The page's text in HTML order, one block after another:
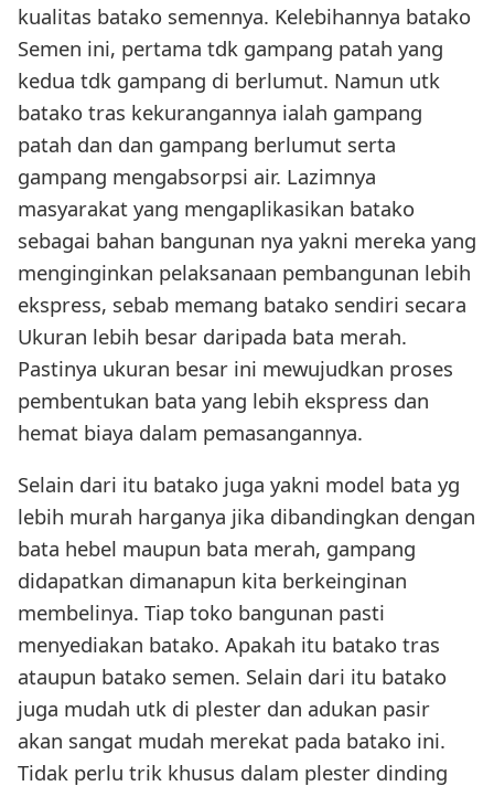
kualitas batako semennya. Kelebihannya batako
Semen ini, pertama tdk gampang patah yang
kedua tdk gampang di berlumut. Namun utk
batako tras kekurangannya ialah gampang
patah dan dan gampang berlumut serta
gampang mengabsorpsi air. Lazimnya
masyarakat yang mengaplikasikan batako
sebagai bahan bangunan nya yakni mereka yang
menginginkan pelaksanaan pembangunan lebih
ekspress, sebab memang batako sendiri secara
Ukuran lebih besar daripada bata merah.
Pastinya ukuran besar ini mewujudkan proses
pembentukan bata yang lebih ekspress dan
hemat biaya dalam pemasangannya.
Selain dari itu batako juga yakni model bata yg
lebih murah harganya jika dibandingkan dengan
bata hebel maupun bata merah, gampang
didapatkan dimanapun kita berkeinginan
membelinya. Tiap toko bangunan pasti
menyediakan batako. Apakah itu batako tras
ataupun batako semen. Selain dari itu batako
juga mudah utk di plester dan adukan pasir
akan sangat mudah merekat pada batako ini.
Tidak perlu trik khusus dalam plester dinding